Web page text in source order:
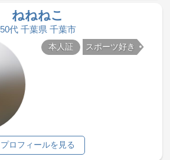
ねねねこ
50代 千葉県 千葉市
本人証 スポーツ好き
プロフィールを見る